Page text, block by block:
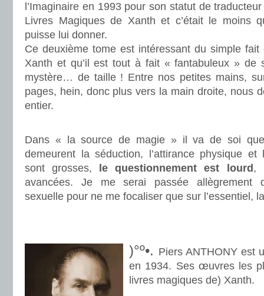
l’Imaginaire en 1993 pour son statut de
Livres Magiques de Xanth et c’était le moins
puisse lui donner.
Ce deuxième tome est intéressant du simple
Xanth et qu’il est tout à fait « fantabuleux » de
mystère… de taille ! Entre nos petites mains,
pages, hein, donc plus vers la main droite, nous
entier.
Dans « la source de magie » il va de soi
demeurent la séduction, l’attirance physique et
sont grosses, le questionnement est lourd ,
avancées. Je me serai passée allègrement
sexuelle pour ne me focaliser que sur l’essentiel,
)°º•. Piers ANTHONY est
en 1934. Ses œuvres les
livres magiques de) Xanth.